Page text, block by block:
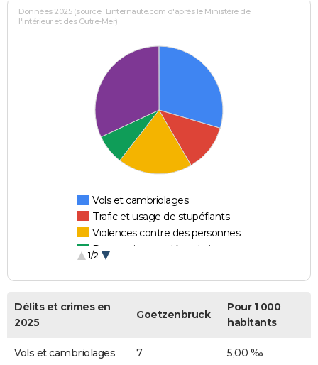
Données 2025 (source : Linternaute.com d'après le Ministère de
l'Intérieur et des Outre-Mer)
Vols et cambriolages
Trafic et usage de stupéfiants
Violences contre des personnes
Destructions et dégradations
1/2
Délits et crimes en
2025
Goetzenbruck
Pour 1 000
habitants
Vols et cambriolages 7 5,00 ‰